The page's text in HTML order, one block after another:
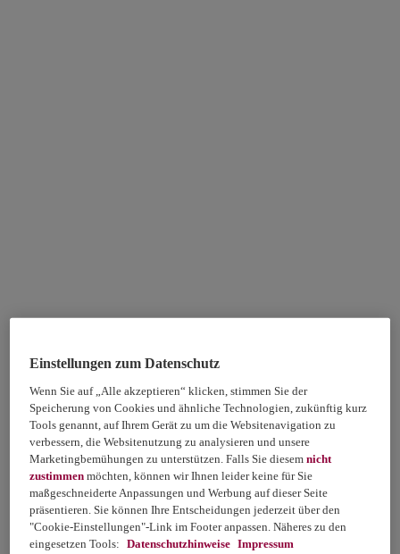
Einstellungen zum Datenschutz
Wenn Sie auf „Alle akzeptieren“ klicken, stimmen Sie der
Speicherung von Cookies und ähnliche Technologien, zukünftig kurz
Tools genannt, auf Ihrem Gerät zu um die Websitenavigation zu
verbessern, die Websitenutzung zu analysieren und unsere
Marketingbemühungen zu unterstützen. Falls Sie diesemnicht
zustimmen möchten, können wir Ihnen leider keine für Sie
maßgeschneiderte Anpassungen und Werbung auf dieser Seite
präsentieren. Sie können Ihre Entscheidungen jederzeit über den
"Cookie-Einstellungen"-Link im Footer anpassen. Näheres zu den
eingesetzen Tools: Datenschutzhinweise Impressum